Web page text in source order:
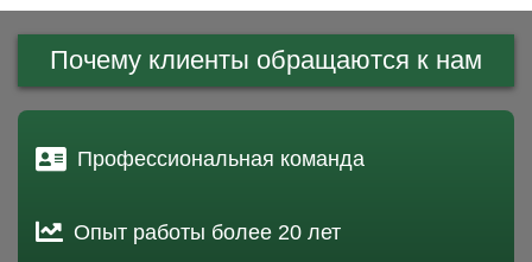
Почему клиенты обращаются к нам
Профессиональная команда
Опыт работы более 20 лет